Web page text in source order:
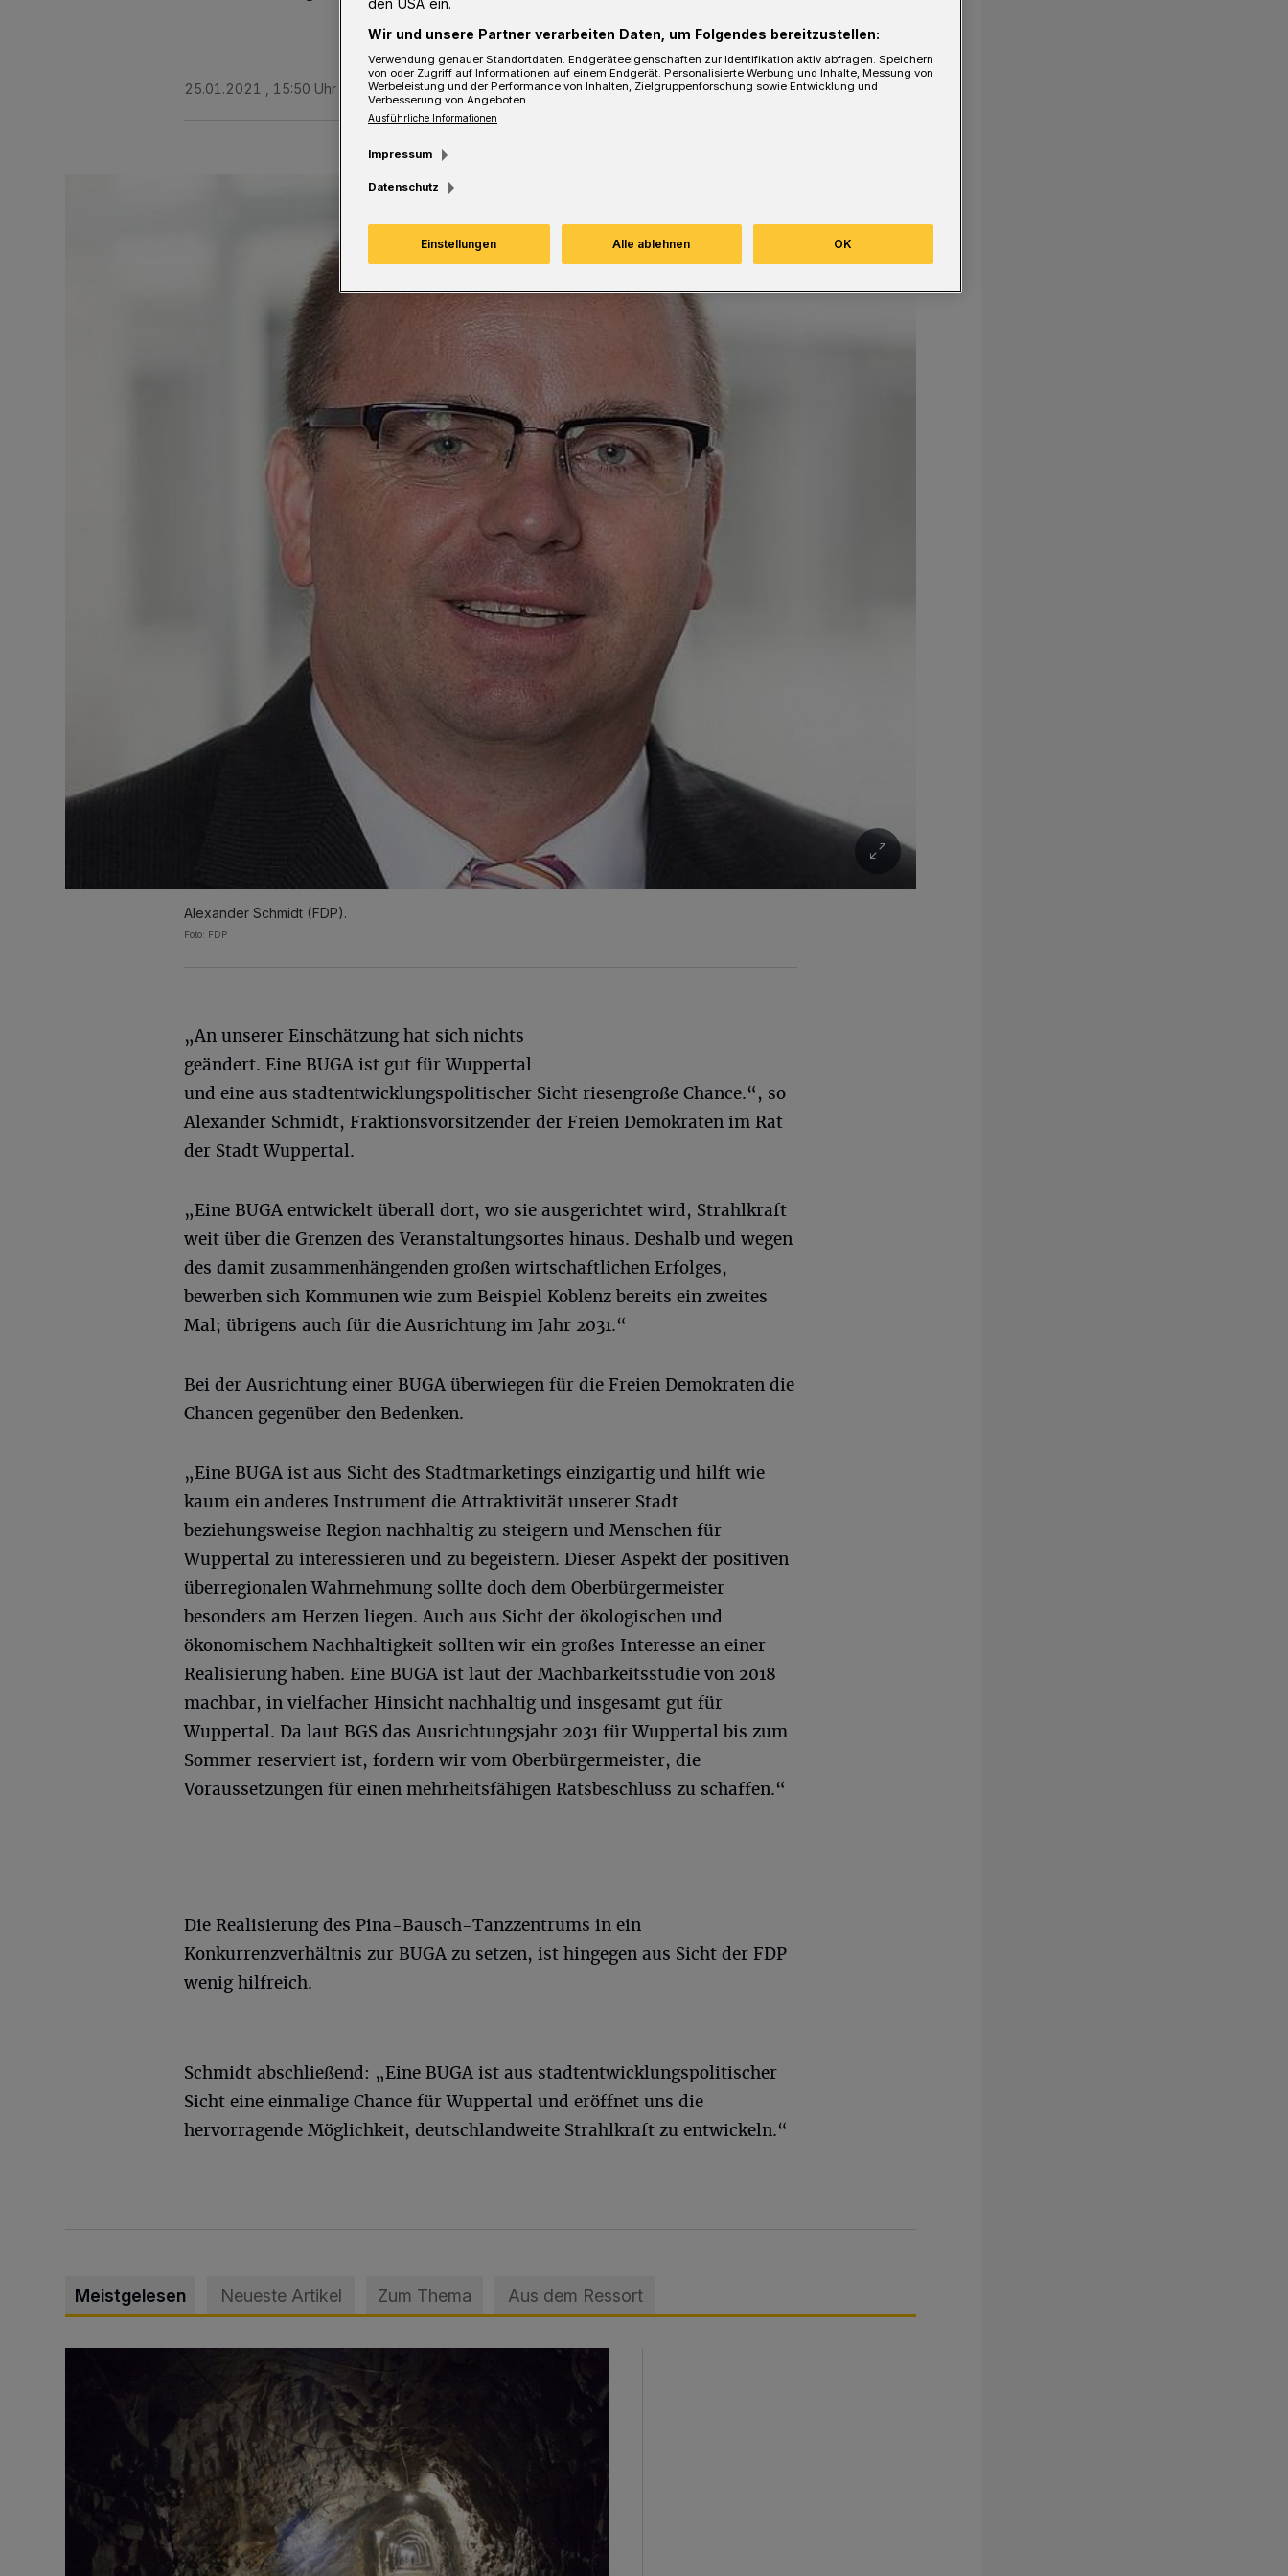
25.01.2021 , 15:50 Uhr Eine Minute Lesezeit
Alexander Schmidt (FDP).
Foto: FDP
„An unserer Einschätzung hat sich nichts
geändert. Eine BUGA ist gut für Wuppertal
und eine aus stadtentwicklungspolitischer Sicht riesengroße Chance.“, so
Alexander Schmidt, Fraktionsvorsitzender der Freien Demokraten im Rat
der Stadt Wuppertal.
„Eine BUGA entwickelt überall dort, wo sie ausgerichtet wird, Strahlkraft
weit über die Grenzen des Veranstaltungsortes hinaus. Deshalb und wegen
des damit zusammenhängenden großen wirtschaftlichen Erfolges,
bewerben sich Kommunen wie zum Beispiel Koblenz bereits ein zweites
Mal; übrigens auch für die Ausrichtung im Jahr 2031.“
Bei der Ausrichtung einer BUGA überwiegen für die Freien Demokraten die
Chancen gegenüber den Bedenken.
„Eine BUGA ist aus Sicht des Stadtmarketings einzigartig und hilft wie
kaum ein anderes Instrument die Attraktivität unserer Stadt
beziehungsweise Region nachhaltig zu steigern und Menschen für
Wuppertal zu interessieren und zu begeistern. Dieser Aspekt der positiven
überregionalen Wahrnehmung sollte doch dem Oberbürgermeister
besonders am Herzen liegen. Auch aus Sicht der ökologischen und
ökonomischem Nachhaltigkeit sollten wir ein großes Interesse an einer
Realisierung haben. Eine BUGA ist laut der Machbarkeitsstudie von 2018
machbar, in vielfacher Hinsicht nachhaltig und insgesamt gut für
Wuppertal. Da laut BGS das Ausrichtungsjahr 2031 für Wuppertal bis zum
Sommer reserviert ist, fordern wir vom Oberbürgermeister, die
Voraussetzungen für einen mehrheitsfähigen Ratsbeschluss zu schaffen.“
Die Realisierung des Pina-Bausch-Tanzzentrums in ein
Konkurrenzverhältnis zur BUGA zu setzen, ist hingegen aus Sicht der FDP
wenig hilfreich.
Schmidt abschließend: „Eine BUGA ist aus stadtentwicklungspolitischer
Sicht eine einmalige Chance für Wuppertal und eröffnet uns die
hervorragende Möglichkeit, deutschlandweite Strahlkraft zu entwickeln.“
Meistgelesen Neueste Artikel Zum Thema Aus dem Ressort
den USA ein.
Wir und unsere Partner verarbeiten Daten, um Folgendes bereitzustellen:
Verwendung genauer Standortdaten. Endgeräteeigenschaften zur Identifikation aktiv abfragen. Speichern
von oder Zugriff auf Informationen auf einem Endgerät. Personalisierte Werbung und Inhalte, Messung von
Werbeleistung und der Performance von Inhalten, Zielgruppenforschung sowie Entwicklung und
Verbesserung von Angeboten.
Ausführliche Informationen
Impressum
Datenschutz
Einstellungen Alle ablehnen OK